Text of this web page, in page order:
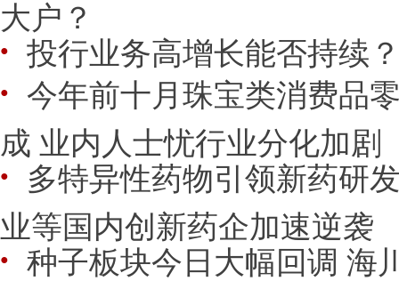
大户？
● 投行业务高增长能否持续
● 今年前十月珠宝类消费品
成 业内人士忧行业分化加剧
● 多特异性药物引领新药研
业等国内创新药企加速逆袭
● 种子板块今日大幅回调 海